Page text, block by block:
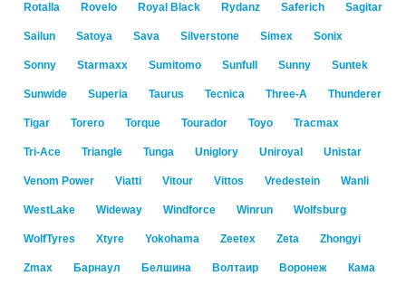
Rotalla Rovelo Royal Black Rydanz Saferich Sagitar
Sailun Satoya Sava Silverstone Simex Sonix
Sonny Starmaxx Sumitomo Sunfull Sunny Suntek
Sunwide Superia Taurus Tecnica Three-A Thunderer
Tigar Torero Torque Tourador Toyo Tracmax
Tri-Ace Triangle Tunga Uniglory Uniroyal Unistar
Venom Power Viatti Vitour Vittos Vredestein Wanli
WestLake Wideway Windforce Winrun Wolfsburg
WolfTyres Xtyre Yokohama Zeetex Zeta Zhongyi
Zmax Барнаул Белшина Волтаир Воронеж Кама